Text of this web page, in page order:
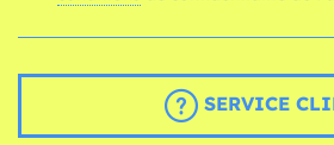
SERVICE